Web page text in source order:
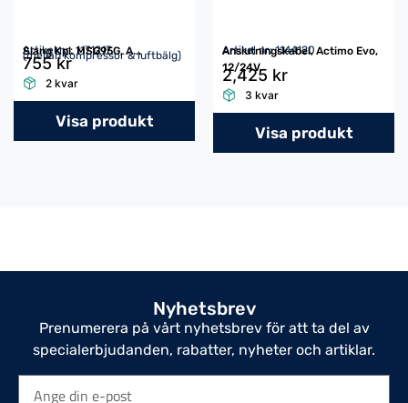
Artikel nr: 1171217
Slang Kpl. MSG95G, A...
(mellan kompressor & luftbälg)
755 kr
2 kvar
Visa produkt
Artikel nr: 1144120
Anslutningskabel, Actimo Evo,
12/24V
2,425 kr
3 kvar
Visa produkt
Nyhetsbrev
Prenumerera på vårt nyhetsbrev för att ta del av
specialerbjudanden, rabatter, nyheter och artiklar.